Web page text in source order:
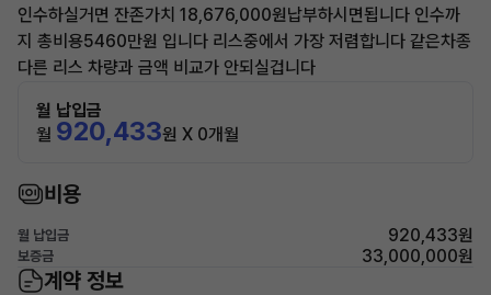
인수하실거면 잔존가치 18,676,000원납부하시면됩니다 인수까
지 총비용5460만원 입니다 리스중에서 가장 저렴합니다 같은차종
다른 리스 차량과 금액 비교가 안되실겁니다
월 납입금
월 920,433원 X 0개월
비용
월 납입금 920,433원
보증금 33,000,000원
계약 정보